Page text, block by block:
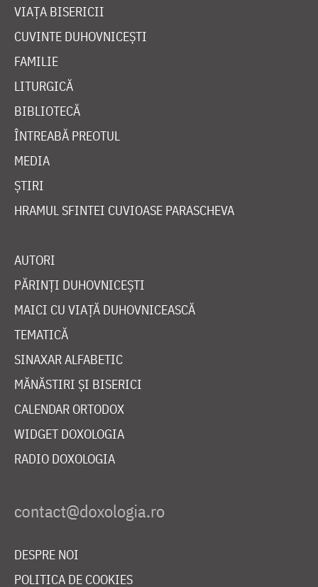
VIAȚA BISERICII
CUVINTE DUHOVNICEȘTI
FAMILIE
LITURGICĂ
BIBLIOTECĂ
ÎNTREABĂ PREOTUL
MEDIA
ȘTIRI
HRAMUL SFINTEI CUVIOASE PARASCHEVA
AUTORI
PĂRINȚI DUHOVNICEȘTI
MAICI CU VIAȚĂ DUHOVNICEASCĂ
TEMATICĂ
SINAXAR ALFABETIC
MĂNĂSTIRI ȘI BISERICI
CALENDAR ORTODOX
WIDGET DOXOLOGIA
RADIO DOXOLOGIA
DESPRE NOI
POLITICA DE COOKIES